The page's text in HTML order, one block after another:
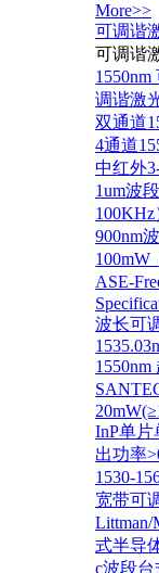
More>>
可调谐
可调谐
调谐激
双通道
4通道
中红外
1um波
100KHz
900nm
100mW
ASE-
波长可
InP单片
出功率
1530-
宽带可
式半导
c波段台